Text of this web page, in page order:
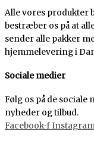
Alle vores produkter
bestræber os på at
sender alle pakker
hjemmelevering i
Sociale medier
Følg os på de
nyheder og tilbud.
Facebook-f